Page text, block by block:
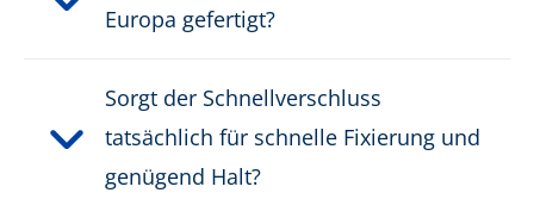
Schutzkappentyp: Composite
PRODUKTBESCHREIBUNG HERUNTERLADEN
Europa gefertigt?
Sorgt der Schnellverschluss
tatsächlich für schnelle Fixierung und
genügend Halt?